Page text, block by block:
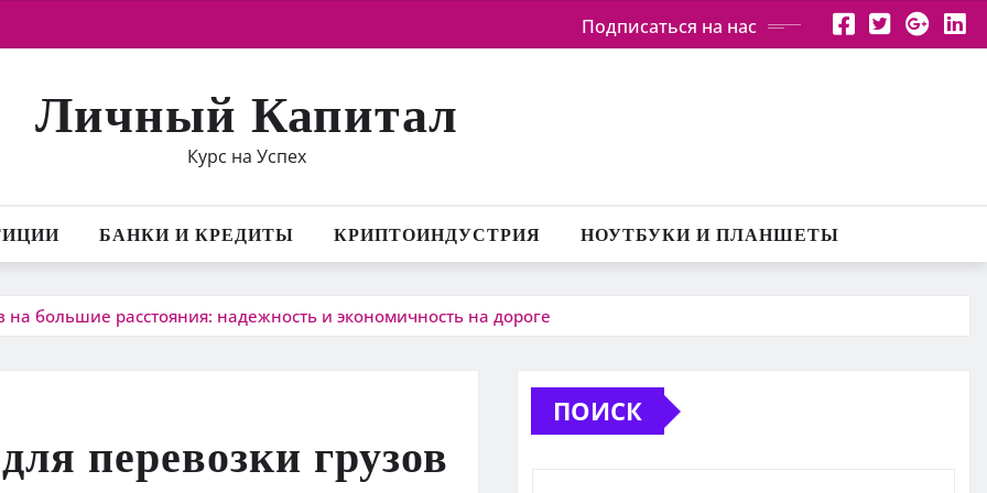
Подписаться на нас
Личный Капитал
Курс на Успех
БАНКИ И КРЕДИТЫ КРИПТОИНДУСТРИЯ НОУТБУКИ И ПЛАНШЕТЫ
большие расстояния: надежность и экономичность на дороге
перевозки грузов
ПОИСК